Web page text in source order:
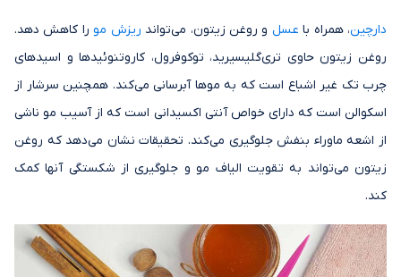
دارچین، همراه با عسل و روغن زیتون، می‌تواند ریزش مورا کاهش دهد.
روغن زیتون حاوی تری‌گلیسیرید، توکوفرول، کاروتنوئیدها و اسیدهای
چرب تک غیر اشباع است که به موها آبرسانی می‌کند. همچنین سرشار از
اسکوالن است که دارای خواص آنتی اکسیدانی است که از آسیب مو ناشی
از اشعه ماوراء بنفش جلوگیری می‌کند. تحقیقات نشان می‌دهد که روغن
زیتون می‌تواند به تقویت الیاف مو و جلوگیری از شکستگی آنها کمک
کند.